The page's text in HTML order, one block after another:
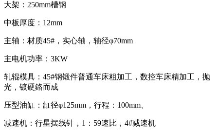
大架：250mm槽钢
中板厚度：12mm
主轴：材质45#，实心轴，轴径φ70mm
主电机功率：3KW
轧辊模具：45#钢锻件普通车床粗加工，数控车床精加工，抛
光，镀硬鉻而成
压型油缸：缸径φ125mm，行程：100mm、
减速机：行星摆线针，1：59速比，4#减速机